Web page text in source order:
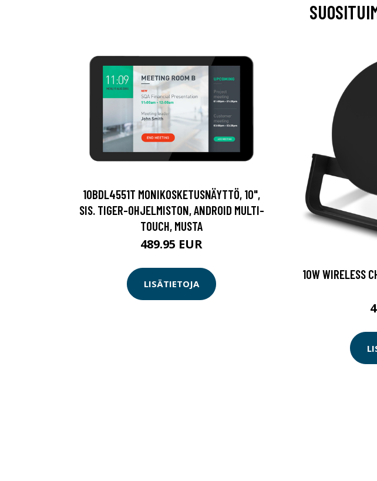
10BDL4551T MONIKOSKETUSNÄYTTÖ, 10",
SIS. TIGER-OHJELMISTON, ANDROID MULTI-
TOUCH, MUSTA
489.95 EUR
LISÄTIETOJA
10W WIRELESS